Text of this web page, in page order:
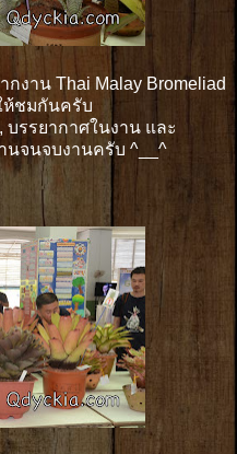
งาน Thai Malay Bromeliad
ห้ชมกันครับ
บรรยากาศในงาน และ
นจนจบงานครับ ^__^